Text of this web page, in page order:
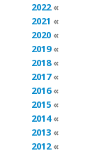
2022
2021
2020
2019
2018
2017
2016
2015
2014
2013
2012